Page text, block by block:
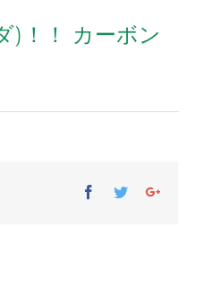
)！！ カーボン
Facebook
TwitterGoogle+